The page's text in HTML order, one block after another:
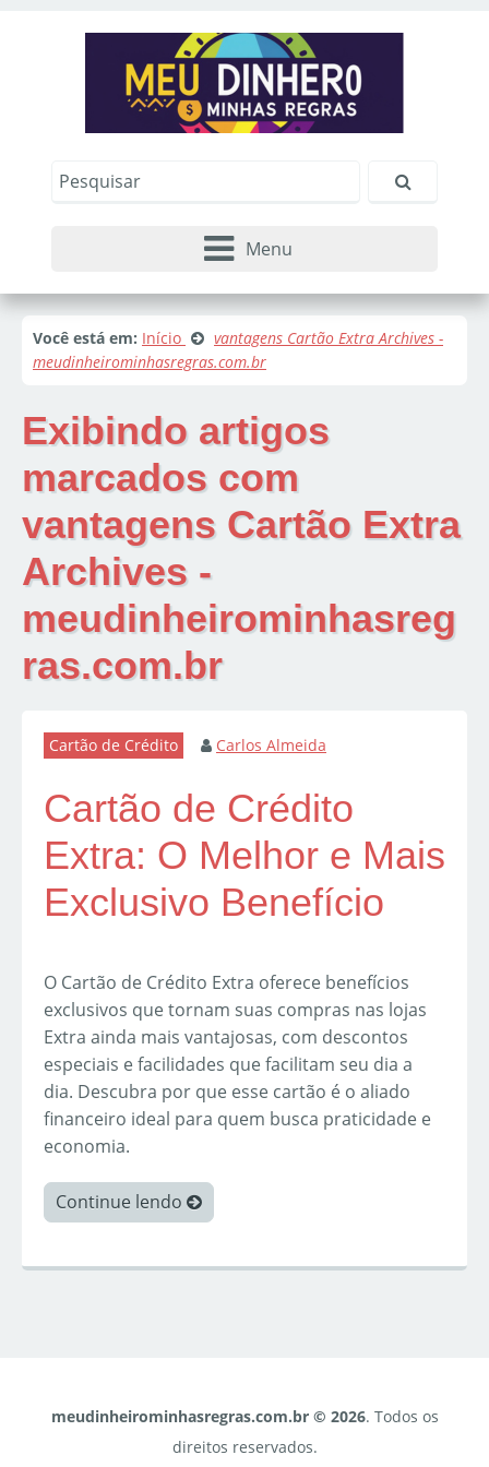
Menu
Você está em: Início
vantagens Cartão Extra Archives -
meudinheirominhasregras.com.br
Exibindo artigos
marcados com
vantagens Cartão Extra
Archives -
meudinheirominhasreg
ras.com.br
Cartão de Crédito Carlos Almeida
Cartão de Crédito
Extra: O Melhor e Mais
Exclusivo Benefício
O Cartão de Crédito Extra oferece benefícios
exclusivos que tornam suas compras nas lojas
Extra ainda mais vantajosas, com descontos
especiais e facilidades que facilitam seu dia a
dia. Descubra por que esse cartão é o aliado
financeiro ideal para quem busca praticidade e
economia.
Continue lendo
meudinheirominhasregras.com.br © 2026. Todos os
direitos reservados.